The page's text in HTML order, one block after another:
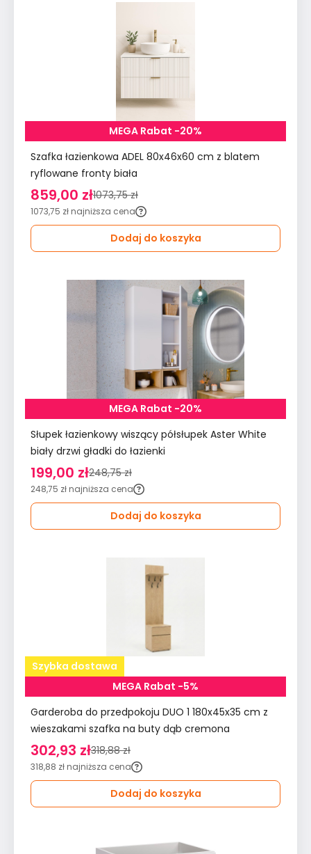
MEGA Rabat -20%
Szafka łazienkowa ADEL 80x46x60 cm z blatem
ryflowane fronty biała
859,00 zł1073,75 zł
1073,75 zł najniższa cena
Dodaj do koszyka
MEGA Rabat -20%
Słupek łazienkowy wiszący półsłupek Aster White
biały drzwi gładki do łazienki
199,00 zł248,75 zł
248,75 zł najniższa cena
Dodaj do koszyka
Szybka dostawa
MEGA Rabat -5%
Garderoba do przedpokoju DUO 1 180x45x35 cm z
wieszakami szafka na buty dąb cremona
302,93 zł318,88 zł
318,88 zł najniższa cena
Dodaj do koszyka